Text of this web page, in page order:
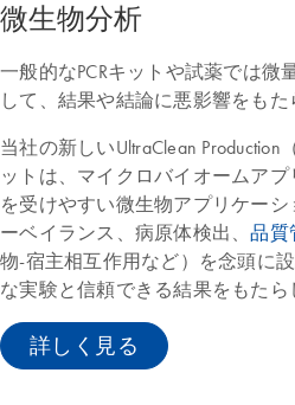
微生物分析
一般的なPCRキットや試薬では微
して、結果や結論に悪影響をもた
当社の新しいUltraClean Production
ットは、マイクロバイオームア
を受けやすい微生物アプリケー
ーベイランス、病原体検出、品質
物-宿主相互作用など）を念頭に
な実験と信頼できる結果をもたら
詳しく見る